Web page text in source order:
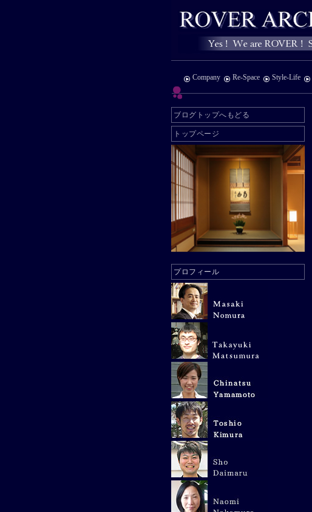
Company Re-Space Style-Life
ブログトップへもどる
トップページ
プロフィール